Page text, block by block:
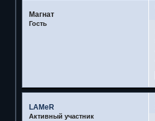
Магнат
Гость
LAMeR
Активный участник